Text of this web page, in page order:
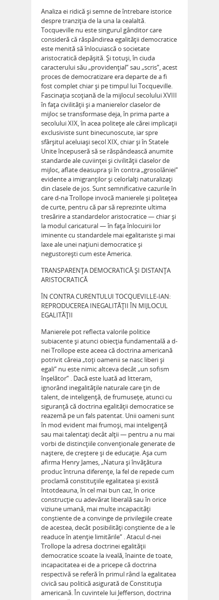
Analiza ei ridică şi semne de întrebare istorice
despre tranziţia de la una la cealaltă.
Tocqueville nu este singurul gânditor care
consideră că răspândirea egalităţii democratice
este menită să înlocuiască o societate
aristocratică depăşită. Şi totuşi, în ciuda
caracterului său „providenţial“ sau „scris“, acest
proces de democratizare era departe de a fi
fost complet chiar şi pe timpul lui Tocqueville.
Fascinaţia scoţiană de la mijlocul secolului XVIII
în faţa civilităţii şi a manierelor claselor de
mijloc se transformase deja, în prima parte a
secolului XIX, în acea politeţe ale cărei implicaţii
exclusiviste sunt binecunoscute, iar spre
sfârşitul aceluiaşi secol XIX, chiar şi în Statele
Unite începuseră să se răspândească anumite
standarde ale cuviinţei şi civilităţii claselor de
mijloc, aflate deasupra şi în contra „grosolăniei“
evidente a imigranţilor şi celorlalţi naturalizaţi
din clasele de jos. Sunt semnificative cazurile în
care d-na Trollope invocă manierele şi politeţea
de curte, pentru că par să reprezinte ultima
tresărire a standardelor aristocratice — chiar şi
la modul caricatural — în faţa înlocuirii lor
iminente cu standardele mai egalitariste şi mai
laxe ale unei naţiuni democratice şi
negustoreşti cum este America.
TRANSPARENŢA DEMOCRATICĂ ŞI DISTANŢA
ARISTOCRATICĂ
ÎN CONTRA CURENTULUI TOCQUEVILLE-IAN:
REPRODUCEREA INEGALITĂŢII ÎN MIJLOCUL
EGALITĂŢII
Manierele pot reflecta valorile politice
subiacente şi atunci obiecţia fundamentală a d-
nei Trollope este aceea că doctrina americană
potrivit căreia „toţi oamenii se nasc liberi şi
egali“ nu este nimic altceva decât „un sofism
înşelător“ . Dacă este luată ad litteram,
ignorând inegalităţile naturale care ţin de
talent, de inteligenţă, de frumuseţe, atunci cu
siguranţă că doctrina egalităţii democratice se
reazemă pe un fals patentat. Unii oameni sunt
în mod evident mai frumoşi, mai inteligenţă
sau mai talentaţi decât alţii — pentru a nu mai
vorbi de distincţiile convenţionale generate de
naştere, de creştere şi de educaţie. Aşa cum
afirma Henry James, „Natura şi învăţătura
produc întruna diferenţe, la fel de repede cum
proclamă constituţiile egalitatea şi există
întotdeauna, în cel mai bun caz, în orice
construcţie cu adevărat liberală sau în orice
viziune umană, mai multe incapacităţi
conştiente de a convinge de privilegiile create
de acestea, decât posibilităţi conştiente de a le
readuce în atenţie limitările“ . Atacul d-nei
Trollope la adresa doctrinei egalităţii
democratice scoate la iveală, înainte de toate,
incapacitatea ei de a pricepe că doctrina
respectivă se referă în primul rând la egalitatea
civică sau politică asigurată de Constituţia
americană. În cuvintele lui Jefferson, doctrina